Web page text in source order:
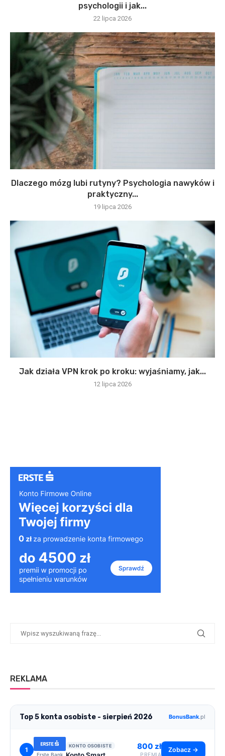
psychologii i jak...
22 lipca 2026
Dlaczego mózg lubi rutyny? Psychologia nawyków i
praktyczny...
19 lipca 2026
Jak działa VPN krok po kroku: wyjaśniamy, jak...
12 lipca 2026
REKLAMA
Top 5 konta osobiste - sierpień 2026 BonusBank.pl
1
Erste Bank
KONTO OSOBISTE 800 zł Zobacz →